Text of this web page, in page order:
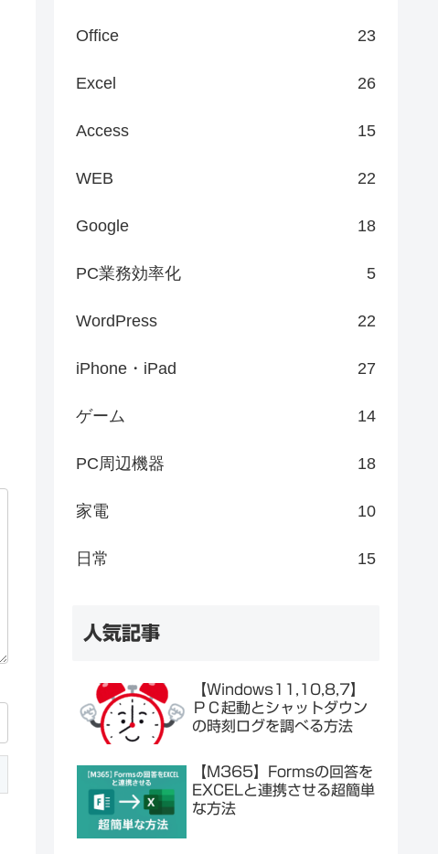
Office 23
Excel 26
Access 15
WEB 22
Google 18
PC業務効率化 5
WordPress 22
iPhone・iPad 27
ゲーム 14
PC周辺機器 18
家電 10
日常 15
人気記事
【Windows11,10,8,7】
ＰＣ起動とシャットダウン
の時刻ログを調べる方法
【M365】Formsの回答を
EXCELと連携させる超簡単
な方法